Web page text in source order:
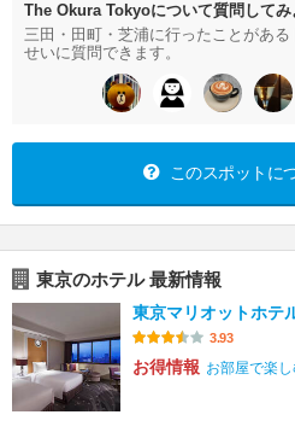
The Okura Tokyoについて質問してみ
三田・田町・芝浦に行ったことがあ
せいに質問できます。
このスポットに
東京のホテル 最新情報
東京マリオットホテ
3.93
お得情報 お部屋で楽